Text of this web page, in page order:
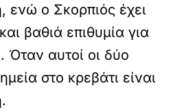
ενώ ο Σκορπιός έχει
βαθιά επιθυμία για
Όταν αυτοί οι δύο
στο κρεβάτι είναι